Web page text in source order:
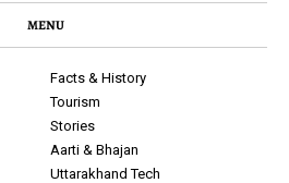
MENU
Facts & History
Tourism
Stories
Aarti & Bhajan
Uttarakhand Tech